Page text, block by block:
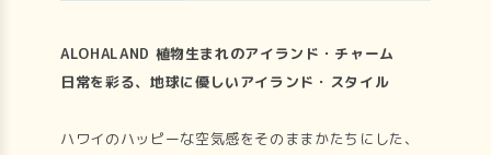
ALOHALAND 植物生まれのアイランド・チャーム
日常を彩る、地球に優しいアイランド・スタイル
ハワイのハッピーな空気感をそのままかたちにした、